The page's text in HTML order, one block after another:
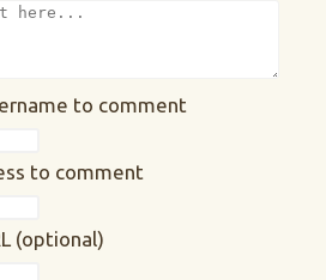
to comment
to comment
(optional)